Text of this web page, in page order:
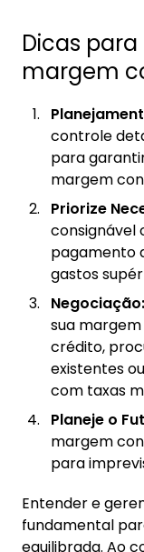
Dicas
margem
controle
para
margem
Priorize
consignável
pagamento
gastos
Negociação:
sua
crédito,
existentes
com taxas
Planeje o
margem
para
Entender e
fundamental
equilibrada. Ao